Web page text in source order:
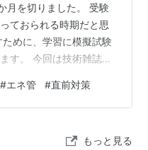
月を切りました。 受験
ておられる時期だと思
めに、学習に模擬試験
す。 今回は技術雑誌
スパート勉強法を紹介
する模擬試験を学習に
年度のエネルギー管理
#エネ管 #直前対策
もっと見る